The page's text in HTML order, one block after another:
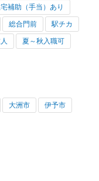
補助（手当）あり
総合門前 駅チカ
夏～秋入職可
大洲市 伊予市